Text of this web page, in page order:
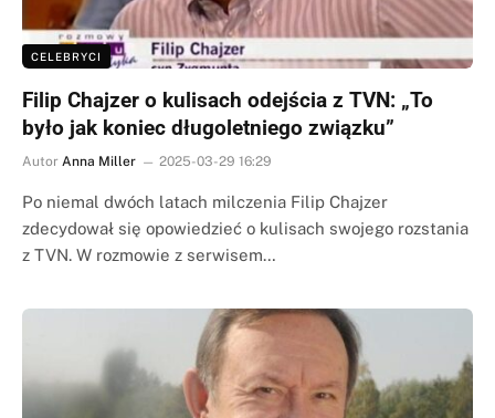
CELEBRYCI
Filip Chajzer o kulisach odejścia z TVN: „To
było jak koniec długoletniego związku”
Autor Anna Miller 2025-03-29 16:29
Po niemal dwóch latach milczenia Filip Chajzer
zdecydował się opowiedzieć o kulisach swojego rozstania
z TVN. W rozmowie z serwisem…